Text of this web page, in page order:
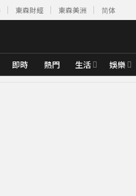
東森財經 東森美洲 简体
即時 熱門 生活 娛樂